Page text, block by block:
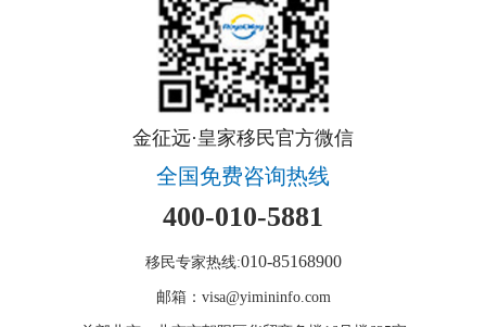
金征远·皇家移民官方微信
全国免费咨询热线
400-010-5881
移民专家热线:010-85168900
邮箱：visa@yimininfo.com